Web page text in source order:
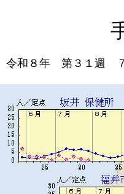
令和８年 第３１週 ７